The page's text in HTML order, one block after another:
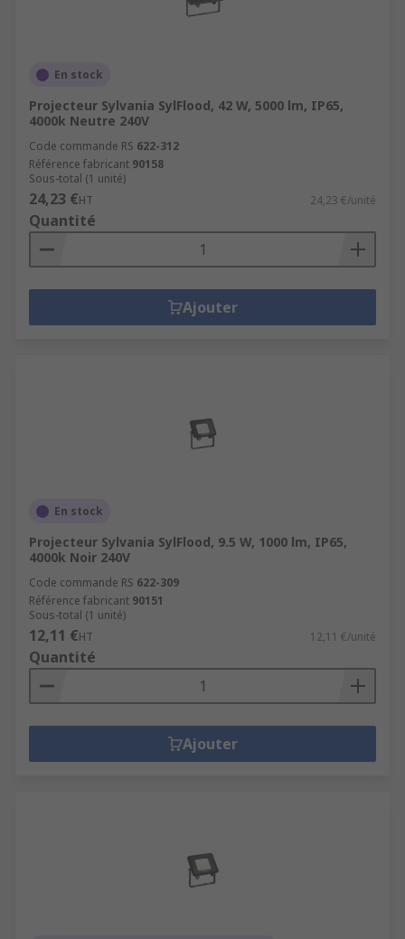
En stock
Projecteur Sylvania SylFlood, 42 W, 5000 lm, IP65,
4000k Neutre 240V
Code commande RS 622-312
Référence fabricant 90158
Sous-total (1 unité)
24,23 €HT 24,23 €/unité
Quantité
Ajouter
En stock
Projecteur Sylvania SylFlood, 9.5 W, 1000 lm, IP65,
4000k Noir 240V
Code commande RS 622-309
Référence fabricant 90151
Sous-total (1 unité)
12,11 €HT 12,11 €/unité
Quantité
Ajouter